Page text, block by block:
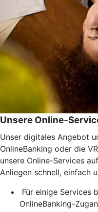
Unsere Online-
Unser digitales Angebot
OnlineBanking oder die
unsere Online-Services
Anliegen schnell, einfach
Für einige Services
OnlineBanking-